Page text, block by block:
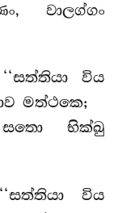
වාලග්ගං
විය
මත්ථකෙ;
සතො භික්ඛු
‘‘සත්තියා විය